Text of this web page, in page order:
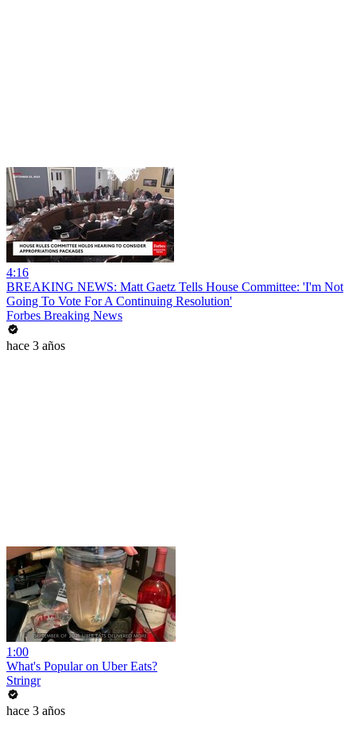
4:16
BREAKING NEWS: Matt Gaetz Tells House Committee: 'I'm Not
Going To Vote For A Continuing Resolution'
Forbes Breaking News
hace 3 años
1:00
What's Popular on Uber Eats?
Stringr
hace 3 años